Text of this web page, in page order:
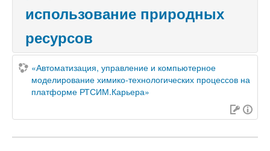
использование природных
ресурсов
«Автоматизация, управление и компьютерное
моделирование химико-технологических процессов на
платформе РТСИМ.Карьера»